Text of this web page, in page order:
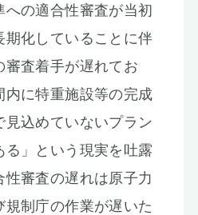
への適合性審査が当初
期化していることに伴
審査着手が遅れてお
内に特重施設等の完成
見込めていないプラン
る」という現実を吐露
性審査の遅れは原子力
規制庁の作業が遅いた